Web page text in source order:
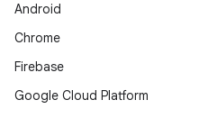
Android
Chrome
Firebase
Google Cloud Platform